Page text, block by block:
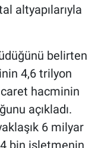
altyapılarıyla
belirten
4,6 trilyon
hacminin
açıkladı.
6 milyar